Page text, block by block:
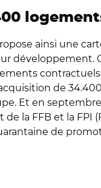
sur Facebook
sur Linkedin
ainsi une
développement.
de
Et en
de la FFB et la
de